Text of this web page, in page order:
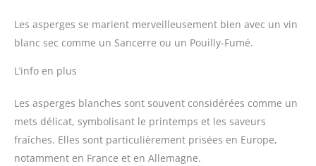
Les asperges se marient merveilleusement bien avec un vin
blanc sec comme un Sancerre ou un Pouilly-Fumé.
L’info en plus
Les asperges blanches sont souvent considérées comme un
mets délicat, symbolisant le printemps et les saveurs
fraîches. Elles sont particulièrement prisées en Europe,
notamment en France et en Allemagne.